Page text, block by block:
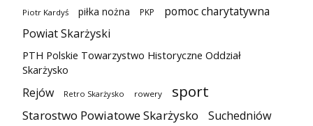
Piotr Kardyś piłka nożna PKP
pomoc charytatywna
Powiat Skarżyski
PTH Polskie Towarzystwo Historyczne Oddział
Skarżysko
Rejów Retro Skarżysko rowery sport
Starostwo Powiatowe Skarżysko Suchedniów